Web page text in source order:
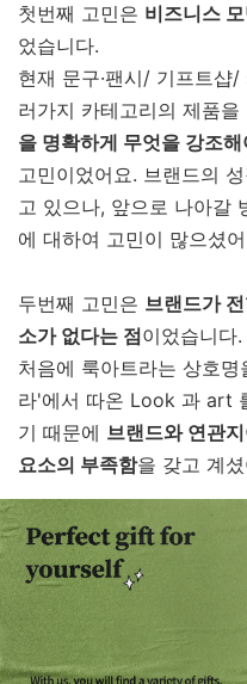
첫번째 고민은 비즈니스
었습니다.
현재 문구·팬시/ 기프트샵
러가지 카테고리의 제품
을 명확하게 무엇을 강조
고민이었어요. 브랜드의
고 있으나, 앞으로 나아갈
에 대하여 고민이 많으셨
두번째 고민은 브랜드가
소가 없다는 점이었습니다.
처음에 룩아트라는 상호
라'에서 따온 Look 과 art
기 때문에 브랜드와 연관
요소의 부족함을 갖고 계